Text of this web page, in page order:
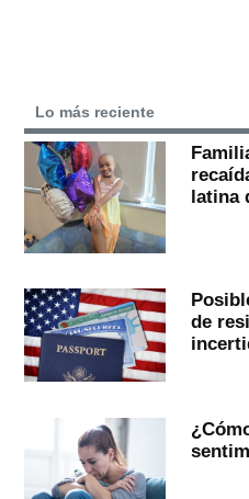
Lo más reciente
latina
de